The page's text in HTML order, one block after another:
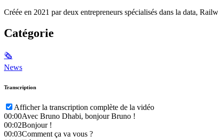
Créée en 2021 par deux entrepreneurs spécialisés dans la data,
Catégorie
🗞
News
Transcription
Afficher la transcription complète de la vidéo
00:00Avec Bruno Dhabi, bonjour Bruno !
00:02Bonjour !
00:03Comment ça va vous ?